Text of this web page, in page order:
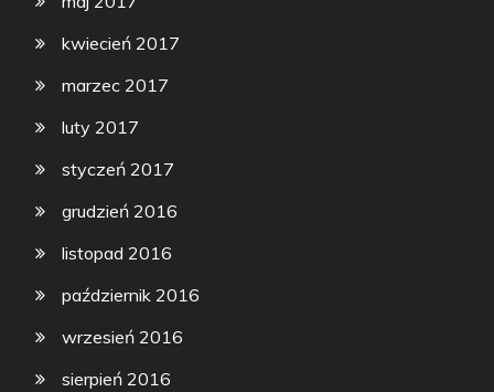
kwiecień 2017
marzec 2017
luty 2017
styczeń 2017
grudzień 2016
listopad 2016
październik 2016
wrzesień 2016
sierpień 2016